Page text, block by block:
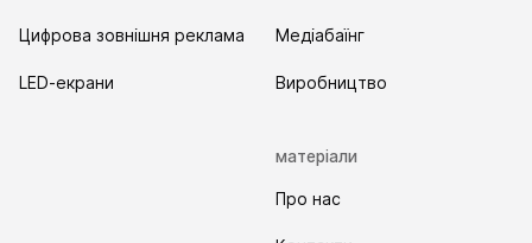
Цифрова зовнішня реклама
LED-екрани
Медіабаїнг
Виробництво
матеріали
Про нас